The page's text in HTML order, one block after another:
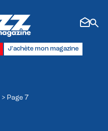
J'achète mon magazine
> Page 7